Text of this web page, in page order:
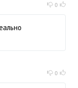
0
0